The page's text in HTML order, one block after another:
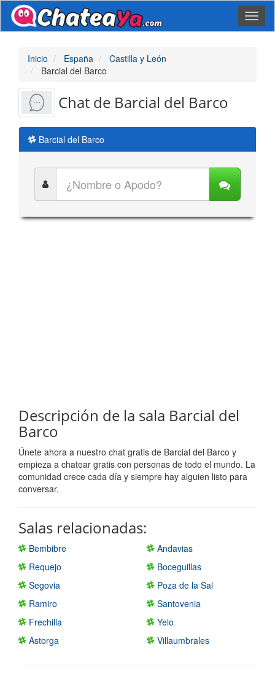
Inicio España
Castilla y León
Barcial del Barco
Chat de Barcial del Barco
Barcial del Barco
Descripción de la sala Barcial del
Barco
Únete ahora a nuestro chat gratis de Barcial del Barco y
empieza a chatear gratis con personas de todo el mundo. La
comunidad crece cada día y siempre hay alguien listo para
conversar.
Salas relacionadas:
Bembibre
Andavias
Requejo
Boceguillas
Segovia
Poza de la Sal
Ramiro
Santovenia
Frechilla
Yelo
Astorga
Villaumbrales